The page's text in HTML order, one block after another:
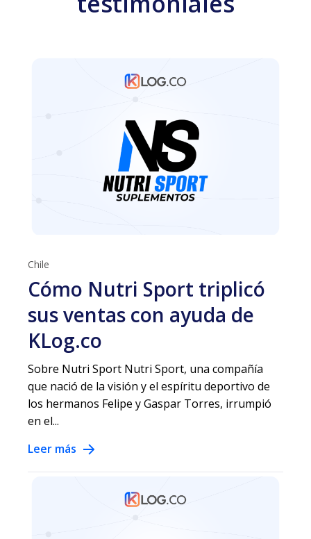
Chile
Cómo Nutri Sport triplicó
sus ventas con ayuda de
KLog.co
Sobre Nutri Sport Nutri Sport, una compañía
que nació de la visión y el espíritu deportivo de
los hermanos Felipe y Gaspar Torres, irrumpió
en el...
Leer más